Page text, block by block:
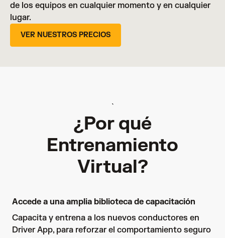
de los equipos en cualquier momento y en cualquier
lugar.
VER NUESTROS PRECIOS
`
¿Por qué
Entrenamiento
Virtual?
Accede a una amplia biblioteca de capacitación
Capacita y entrena a los nuevos conductores en
Driver App, para reforzar el comportamiento seguro